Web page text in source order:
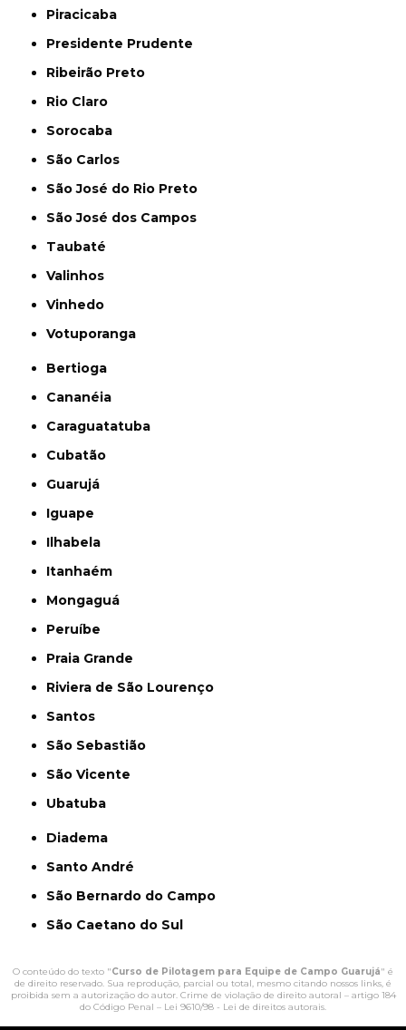
Piracicaba
Presidente Prudente
Ribeirão Preto
Rio Claro
Sorocaba
São Carlos
São José do Rio Preto
São José dos Campos
Taubaté
Valinhos
Vinhedo
Votuporanga
Bertioga
Cananéia
Caraguatatuba
Cubatão
Guarujá
Iguape
Ilhabela
Itanhaém
Mongaguá
Peruíbe
Praia Grande
Riviera de São Lourenço
Santos
São Sebastião
São Vicente
Ubatuba
Diadema
Santo André
São Bernardo do Campo
São Caetano do Sul
O conteúdo do texto "Curso de Pilotagem para Equipe de Campo Guarujá" é
de direito reservado. Sua reprodução, parcial ou total, mesmo citando nossos links, é
proibida sem a autorização do autor. Crime de violação de direito autoral – artigo 184
do Código Penal – Lei 9610/98 - Lei de direitos autorais.